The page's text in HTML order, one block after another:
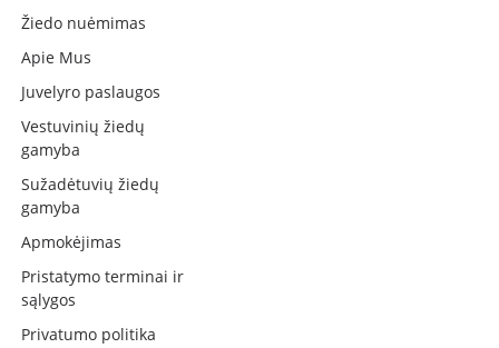
Žiedo nuėmimas
Apie Mus
Juvelyro paslaugos
Vestuvinių žiedų
gamyba
Sužadėtuvių žiedų
gamyba
Apmokėjimas
Pristatymo terminai ir
sąlygos
Privatumo politika